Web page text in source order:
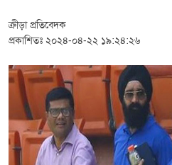
ক্রীড়া প্রতিবেদক
প্রকাশিতঃ ২০২৪-০৪-২২ ১৯:২৪:২৬